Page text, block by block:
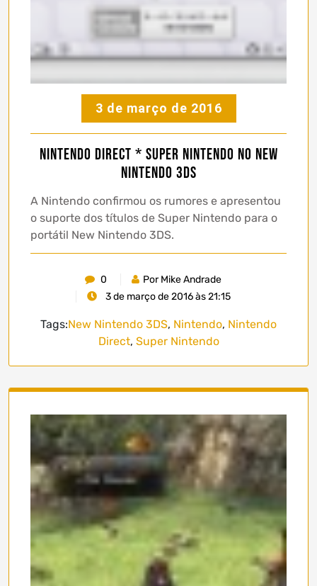
3 de março de 2016
Nintendo Direct * Super Nintendo no New
Nintendo 3DS
A Nintendo confirmou os rumores e apresentou
o suporte dos títulos de Super Nintendo para o
portátil New Nintendo 3DS.
0
Por Mike Andrade
3 de março de 2016 às 21:15
Tags:New Nintendo 3DS, Nintendo, Nintendo
Direct, Super Nintendo